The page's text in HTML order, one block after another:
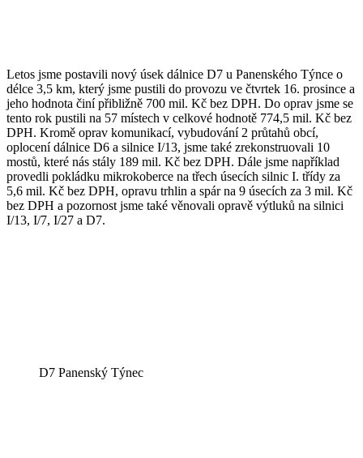
Letos jsme postavili nový úsek dálnice D7 u Panenského Týnce o
délce 3,5 km, který jsme pustili do provozu ve čtvrtek 16. prosince a
jeho hodnota činí přibližně 700 mil. Kč bez DPH. Do oprav jsme se
tento rok pustili na 57 místech v celkové hodnotě 774,5 mil. Kč bez
DPH. Kromě oprav komunikací, vybudování 2 průtahů obcí,
oplocení dálnice D6 a silnice I/13, jsme také zrekonstruovali 10
mostů, které nás stály 189 mil. Kč bez DPH. Dále jsme například
provedli pokládku mikrokoberce na třech úsecích silnic I. třídy za
5,6 mil. Kč bez DPH, opravu trhlin a spár na 9 úsecích za 3 mil. Kč
bez DPH a pozornost jsme také věnovali opravě výtluků na silnici
I/13, I/7, I/27 a D7.
D7 Panenský Týnec